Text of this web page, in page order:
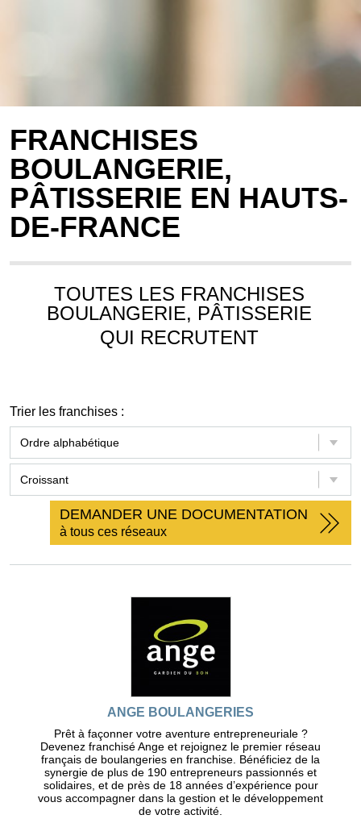
FRANCHISES
BOULANGERIE,
PÂTISSERIE EN HAUTS-
DE-FRANCE
TOUTES LES FRANCHISES
BOULANGERIE, PÂTISSERIE
QUI RECRUTENT
Trier les franchises :
DEMANDER UNE DOCUMENTATION
à tous ces réseaux
ANGE BOULANGERIES
Prêt à façonner votre aventure entrepreneuriale ?
Devenez franchisé Ange et rejoignez le premier réseau
français de boulangeries en franchise. Bénéficiez de la
synergie de plus de 190 entrepreneurs passionnés et
solidaires, et de près de 18 années d’expérience pour
vous accompagner dans la gestion et le développement
de votre activité.